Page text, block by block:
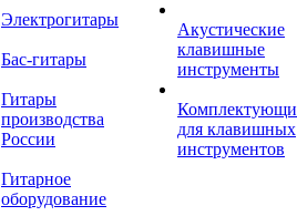
Электрогитары
Бас-гитары
Гитары
производства
России
Гитарное
оборудование
Акустические
клавишные
инструменты
для клавишных
инструментов